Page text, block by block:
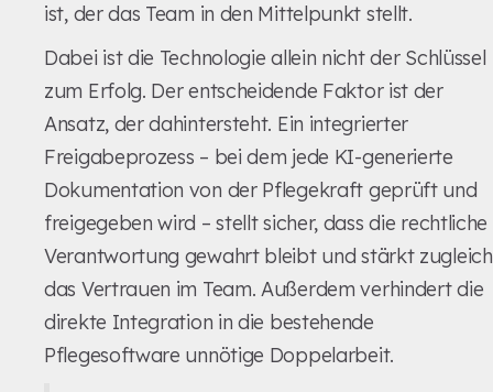
ist, der das Team in den Mittelpunkt stellt.
Dabei ist die Technologie allein nicht der Schlüssel
zum Erfolg. Der entscheidende Faktor ist der
Ansatz, der dahintersteht. Ein integrierter
Freigabeprozess – bei dem jede KI-generierte
Dokumentation von der Pflegekraft geprüft und
freigegeben wird – stellt sicher, dass die rechtliche
Verantwortung gewahrt bleibt und stärkt zugleich
das Vertrauen im Team. Außerdem verhindert die
direkte Integration in die bestehende
Pflegesoftware unnötige Doppelarbeit.